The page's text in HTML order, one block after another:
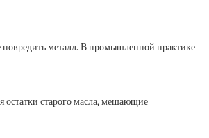
металл. В промышленной практике
остатки старого масла, мешающие